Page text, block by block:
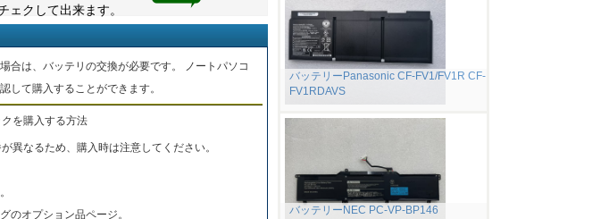
ェクして出来ます。
合は、バッテリの交換が必要です。 ノートパソコ
して購入することができます。
を購入する方法
異なるため、購入時は注意してください。
のオプション品ページ。
バッテリーPanasonic CF-FV1/FV1R CF-
FV1RDAVS
バッテリーNEC PC-VP-BP146